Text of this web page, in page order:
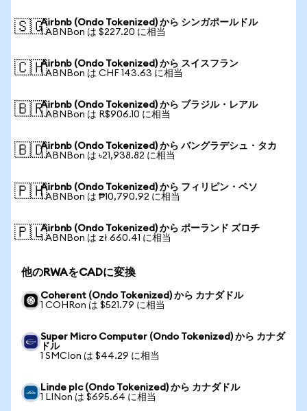
🇸🇬Airbnb (Ondo Tokenized) から シンガポールドル
1 ABNBon は $227.20 に相当
🇨🇭Airbnb (Ondo Tokenized) から スイスフラン
1 ABNBon は CHF 143.63 に相当
🇧🇷Airbnb (Ondo Tokenized) から ブラジル・レアル
1 ABNBon は R$906.10 に相当
🇧🇩Airbnb (Ondo Tokenized) から バングラデシュ・タカ
1 ABNBon は ৳21,938.82 に相当
🇵🇭Airbnb (Ondo Tokenized) から フィリピン・ペソ
1 ABNBon は ₱10,790.92 に相当
🇵🇱Airbnb (Ondo Tokenized) から ポーランド ズロチ
1 ABNBon は zł 660.41 に相当
他のRWAをCADに変換
Coherent (Ondo Tokenized) から カナダドル
1 COHRon は $521.79 に相当
Super Micro Computer (Ondo Tokenized) から カナダ
ドル
1 SMCIon は $44.29 に相当
Linde plc (Ondo Tokenized) から カナダドル
1 LINon は $695.64 に相当